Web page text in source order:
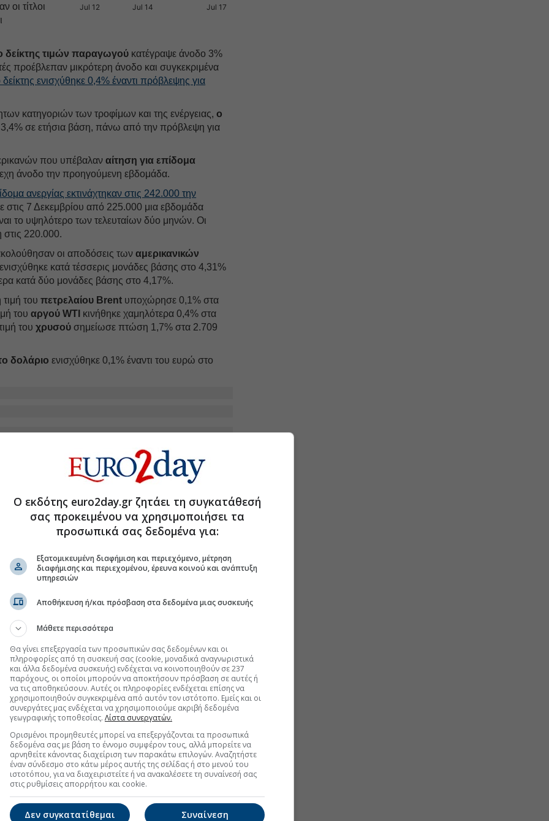
Jul 12 Jul 14 Jul 17
οι τίτλοι
δείκτης τιμών παραγωγού κατέγραψε άνοδο 3%
προέβλεπαν μικρότερη άνοδο και συγκεκριμένα
ενισχύθηκε 0,4% έναντι πρόβλεψης για
κατηγοριών των τροφίμων και της ενέργειας,ο
3,4% σε ετήσια βάση, πάνω από την πρόβλεψη για
που υπέβαλαναίτηση για επίδομα
άνοδο την προηγούμενη εβδομάδα.
ανεργίας εκτινάχτηκαν στις 242.000 την
7 Δεκεμβρίου από 225.000 μια εβδομάδα
το υψηλότερο των τελευταίων δύο μηνών. Οι
220.000.
οι αποδόσεις τωναμερικανικών
κατά τέσσερις μονάδες βάσης στο 4,31%
κατά δύο μονάδες βάσης στο 4,17%.
τιμή τουπετρελαίου Brent υποχώρησε 0,1% στα
τουαργού WTI κινήθηκε χαμηλότερα 0,4% στα
του χρυσού σημείωσε πτώση 1,7% στα 2.709
δολάριο ενισχύθηκε 0,1% έναντι του ευρώ στο
στο Discover
δυσμενή macro (16:32 12/12/2024)
ο Nasdaq (23:03 11/12/2024)
Nasdaq (16:51 11/12/2024)
Ο εκδότης euro2day.gr ζητάει τη συγκατάθεσή
σας προκειμένου να χρησιμοποιήσει τα
προσωπικά σας δεδομένα για:
Εξατομικευμένη διαφήμιση και περιεχόμενο, μέτρηση
διαφήμισης και περιεχομένου, έρευνα κοινού και ανάπτυξη
υπηρεσιών
Αποθήκευση ή/και πρόσβαση στα δεδομένα μιας συσκευής
Μάθετε περισσότερα
Θα γίνει επεξεργασία των προσωπικών σας δεδομένων και οι
πληροφορίες από τη συσκευή σας (cookie, μοναδικά αναγνωριστικά
και άλλα δεδομένα συσκευής) ενδέχεται να κοινοποιηθούν σε 237
παρόχους, οι οποίοι μπορούν να αποκτήσουν πρόσβαση σε αυτές ή
να τις αποθηκεύσουν. Αυτές οι πληροφορίες ενδέχεται επίσης να
χρησιμοποιηθούν συγκεκριμένα από αυτόν τον ιστότοπο. Εμείς και οι
συνεργάτες μας ενδέχεται να χρησιμοποιούμε ακριβή δεδομένα
γεωγραφικής τοποθεσίας. Λίστα συνεργατών.
Ορισμένοι προμηθευτές μπορεί να επεξεργάζονται τα προσωπικά
δεδομένα σας με βάση το έννομο συμφέρον τους, αλλά μπορείτε να
αρνηθείτε κάνοντας διαχείριση των παρακάτω επιλογών. Αναζητήστε
έναν σύνδεσμο στο κάτω μέρος αυτής της σελίδας ή στο μενού του
ιστοτόπου, για να διαχειριστείτε ή να ανακαλέσετε τη συναίνεσή σας
στις ρυθμίσεις απορρήτου και cookie.
Συναίνεση
Δεν συγκατατίθεμαι